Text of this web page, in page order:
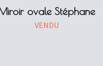
ovale Stéphane
VENDU